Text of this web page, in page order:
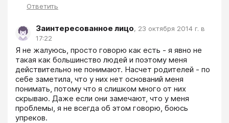
Ответить
Заинтересованное лицо, 23 октября 2014 г. в
17:22
Я не жалуюсь, просто говорю как есть - я явно не
такая как большинство людей и поэтому меня
действительно не понимают. Насчет родителей - по
себе заметила, что у них нет оснований меня
понимать, потому что я слишком много от них
скрываю. Даже если они замечают, что у меня
проблемы, я не всегда об этом говорю, боюсь
упреков.